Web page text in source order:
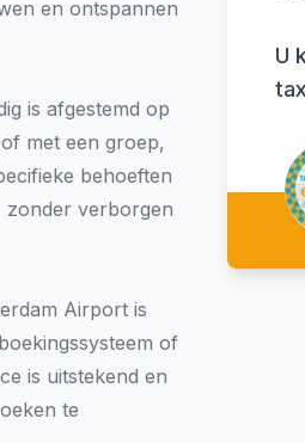
en ontspannen
is afgestemd op
met een groep,
behoeften
zonder verborgen
Airport is
of
is uitstekend en
te
U